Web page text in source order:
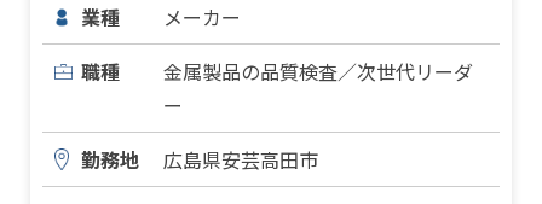
業種
メーカー
職種
金属製品の品質検査／次世代リーダ
ー
勤務地
広島県安芸高田市